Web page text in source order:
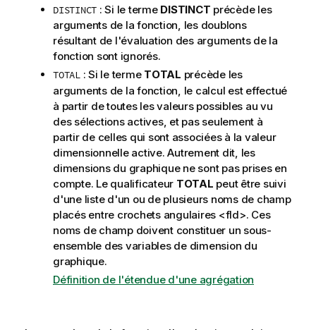
o
n
s
DISTINCT : Si le terme DISTINCT précède les
arguments de la fonction, les doublons
résultant de l'évaluation des arguments de la
fonction sont ignorés.
TOTAL: Si le terme TOTAL précède les
arguments de la fonction, le calcul est effectué
à partir de toutes les valeurs possibles au vu
des sélections actives, et pas seulement à
partir de celles qui sont associées à la valeur
dimensionnelle active. Autrement dit, les
dimensions du graphique ne sont pas prises en
compte. Le qualificateur TOTAL peut être suivi
d'une liste d'un ou de plusieurs noms de champ
placés entre crochets angulaires <fld>. Ces
noms de champ doivent constituer un sous-
ensemble des variables de dimension du
graphique.
Définition de l'étendue d'une agrégation